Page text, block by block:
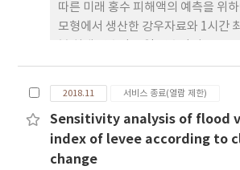
저수지 운영규칙의 수행능력을 평가
Robust-SDP가 기후의 비정상성 하
를 감소시켰지만, 작은 크기의 물 부
하는 상충관계(trade-off)를 가져옴
지표의 결과에 따라 최적화 모형을
제안하였다.
따른 미래 홍수 피해액의 예측을 위
모형에서 생산한 강우자료와 1시간
일 최대 강수량, 연강수량, 유역고도
밀도, 자산 밀도, 도로와 같은 사회 간
수율, 하수도 보급률, 배수펌프시설,
과거 홍수 피해액 자료를 활용하였
대하여 구속 다중선형회귀 모형
Multiple Linear Regression
2018.11 서비스 종료(열람 제한)
Sensitivity analysis of flood
index of levee according to
change